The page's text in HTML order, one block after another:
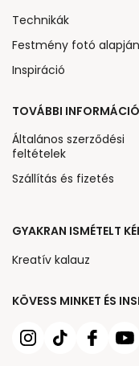
KÖVESS MINKET ÉS
Technikák
Festmény fotó alapján
Inspiráció
TOVÁBBI
Általános szerződési
feltételek
Szállítás és fizetés
GYAKRAN ISMÉTELT
Kreatív kalauz